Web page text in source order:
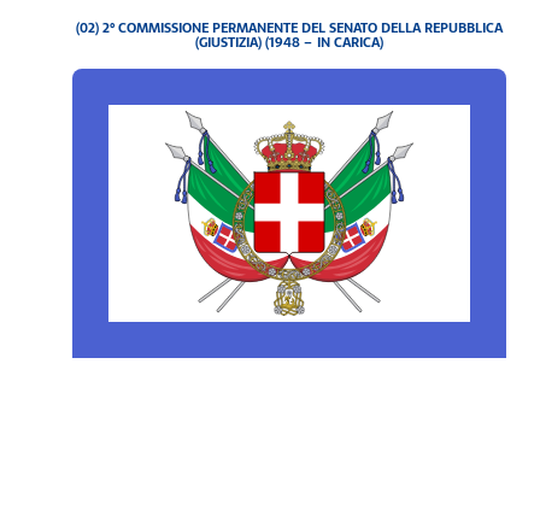
(02) 2° COMMISSIONE PERMANENTE DEL SENATO DELLA REPUBBLICA
(GIUSTIZIA) (1948 – IN CARICA)